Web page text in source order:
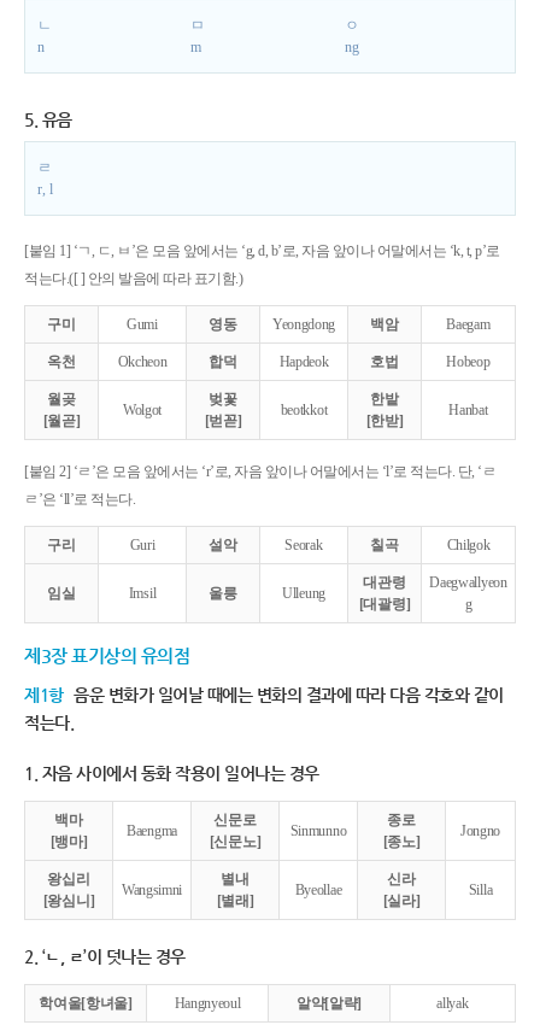
ㄴ
n
ㅁ
m
ㅇ
ng
5. 유음
ㄹ
r, l
[붙임 1] ‘ㄱ, ㄷ, ㅂ’은 모음 앞에서는 ‘g, d, b’로, 자음 앞이나 어말에서는 ‘k, t, p’로
적는다.([ ] 안의 발음에 따라 표기함.)
구미 Gumi 영동 Yeongdong 백암 Baegam
옥천 Okcheon 합덕 Hapdeok 호법 Hobeop
월곶
[월곧]
Wolgot
벚꽃
[벋꼳]
beotkkot
한밭
[한받]
Hanbat
[붙임 2] ‘ㄹ’은 모음 앞에서는 ‘r’로, 자음 앞이나 어말에서는 ‘l’로 적는다. 단, ‘ㄹ
ㄹ’은 ‘ll’로 적는다.
구리 Guri 설악 Seorak 칠곡 Chilgok
임실 Imsil 울릉 Ulleung
대관령
[대괄령]
Daegwallyeon
g
제3장 표기상의 유의점
제1항 음운 변화가 일어날 때에는 변화의 결과에 따라 다음 각호와 같이
적는다.
1. 자음 사이에서 동화 작용이 일어나는 경우
백마
[뱅마]
Baengma
신문로
[신문노]
Sinmunno
종로
[종노]
Jongno
왕십리
[왕심니]
Wangsimni
별내
[별래]
Byeollae
신라
[실라]
Silla
2. ‘ㄴ, ㄹ’이 덧나는 경우
학여울[항녀울] Hangnyeoul 알약[알략] allyak